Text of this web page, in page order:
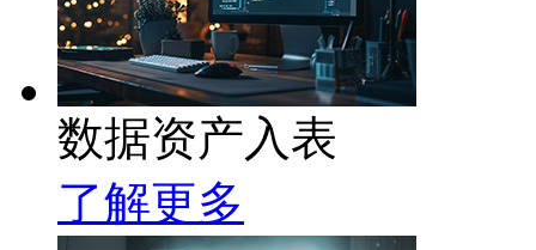
数据资产入表
了解更多